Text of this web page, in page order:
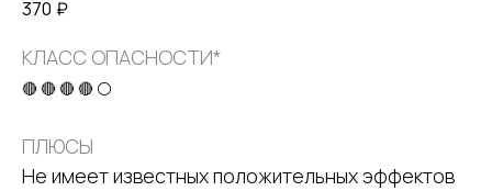
370 ₽
КЛАСС ОПАСНОСТИ*
🔴 🔴 🔴 🔴 ⚪
ПЛЮСЫ
Не имеет известных положительных эффектов